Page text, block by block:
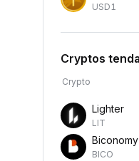
USD1
Cryptos
Crypto
Lighter
LIT
Biconomy
BICO